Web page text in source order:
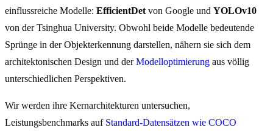
einflussreiche Modelle: EfficientDet von Google und YOLOv10
von der Tsinghua University. Obwohl beide Modelle bedeutende
Sprünge in der Objekterkennung darstellen, nähern sie sich dem
architektonischen Design und derModelloptimierung aus völlig
unterschiedlichen Perspektiven.
Wir werden ihre Kernarchitekturen untersuchen,
Leistungsbenchmarks auf Standard-Datensätzen wie COCO